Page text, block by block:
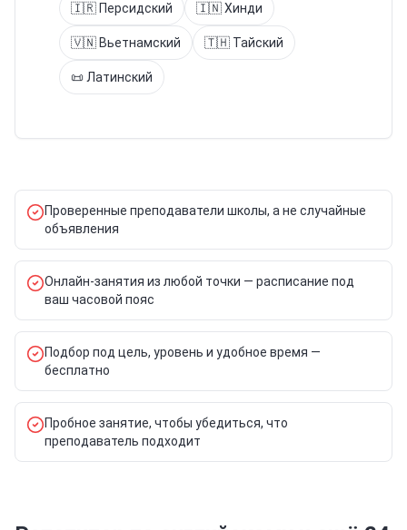
🇮🇷 Персидский 🇮🇳Хинди
🇻🇳 Вьетнамский 🇹🇭 Тайский
📜 Латинский
Проверенные преподаватели школы, а не случайные
объявления
Онлайн-занятия из любой точки — расписание под
ваш часовой пояс
Подбор под цель, уровень и удобное время —
бесплатно
Пробное занятие, чтобы убедиться, что
преподаватель подходит